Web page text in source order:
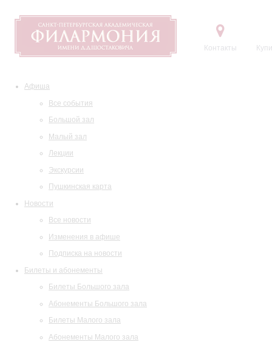
Контакты
Афиша
Все события
Большой зал
Малый зал
Лекции
Экскурсии
Пушкинская карта
Новости
Все новости
Изменения в афише
Подписка на новости
Билеты и абонементы
Билеты Большого зала
Абонементы Большого зала
Билеты Малого зала
Абонементы Малого зала